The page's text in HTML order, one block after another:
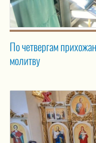
По четвергам
молитву